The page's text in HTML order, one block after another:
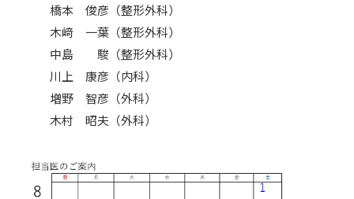
橋本 俊彦（整形外科）
木﨑 一葉（整形外科）
中島 駿（整形外科）
川上 康彦（内科）
増野 智彦（外科）
木村 昭夫（外科）